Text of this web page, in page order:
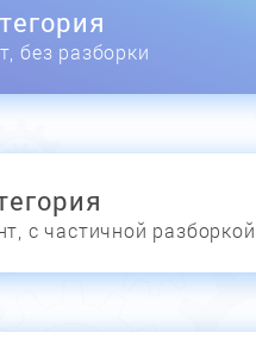
без разборки
с частичной разборкой